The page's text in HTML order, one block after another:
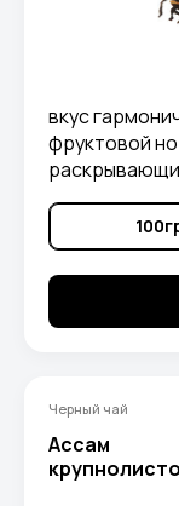
вкус
фруктовой
Черный чай
Ассам